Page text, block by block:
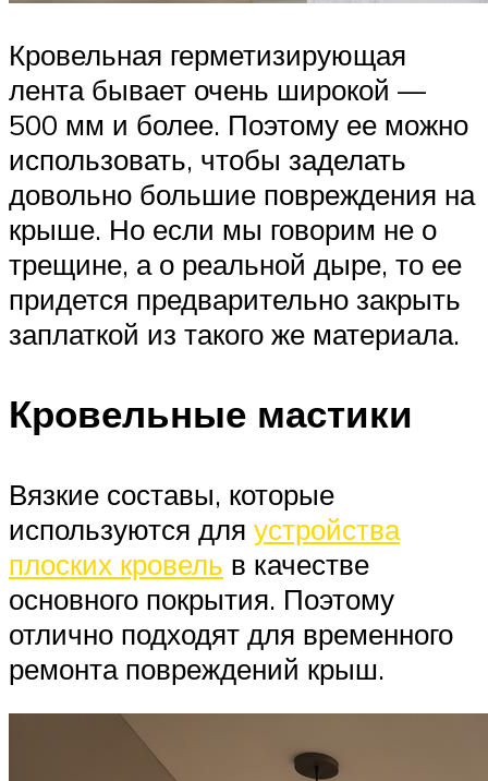
Кровельная герметизирующая
лента бывает очень широкой —
500 мм и более. Поэтому ее можно
использовать, чтобы заделать
довольно большие повреждения на
крыше. Но если мы говорим не о
трещине, а о реальной дыре, то ее
придется предварительно закрыть
заплаткой из такого же материала.
Кровельные мастики
Вязкие составы, которые
используются для устройства
плоских кровель в качестве
основного покрытия. Поэтому
отлично подходят для временного
ремонта повреждений крыш.